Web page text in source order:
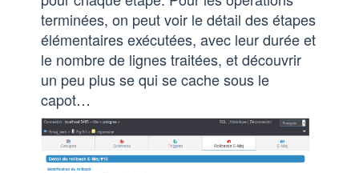
terminées, on peut voir le détail des étapes
élémentaires exécutées, avec leur durée et
le nombre de lignes traitées, et découvrir
un peu plus se qui se cache sous le
capot…